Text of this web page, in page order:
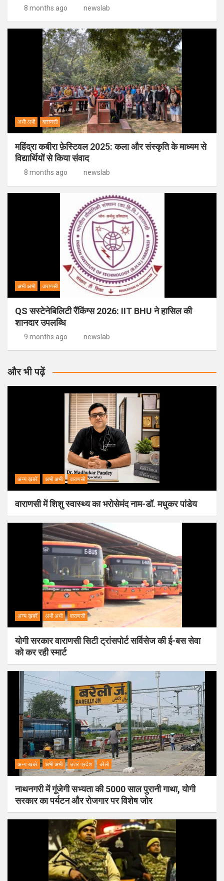
8 months ago newslab
अभी अभी वाराणसी
महिंद्रा कबीरा फ़ेस्टिवल 2025: कला और संस्कृति के माध्यम से
विद्यार्थियों से किया संवाद
8 months ago newslab
अभी अभी वाराणसी
QS सस्टेनेबिलिटी रैंकिंग्स 2026: IIT BHU ने हासिल की
शानदार उपलब्धि
9 months ago newslab
और भी पढ़ें
अन्य ख़बरें अभी अभी वाराणसी
वाराणसी में शिशु स्वास्थ्य का भरोसेमंद नाम-डॉ. मधुकर पांडेय
अन्य ख़बरें अभी अभी वाराणसी
योगी सरकार वाराणसी सिटी ट्रांसपोर्ट सर्विसेज की ई-बस सेवा
को कर रही स्मार्ट
अन्य ख़बरें अभी अभी उत्तर प्रदेश बरेली
नाथनगरी में गूंजेगी सभ्यता की 5000 साल पुरानी गाथा, योगी
सरकार का पर्यटन और रोजगार पर विशेष जोर